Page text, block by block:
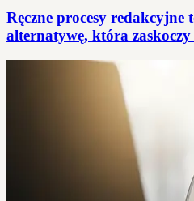
Ręczne procesy
alternatywę, która zaskoczy